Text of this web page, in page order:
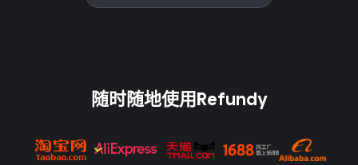
随时随地使用Refundy